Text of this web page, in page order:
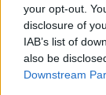
your opt-out.
disclosure of
IAB’s list of
also be
Downstream
Ειδήσεις 5-8-2026